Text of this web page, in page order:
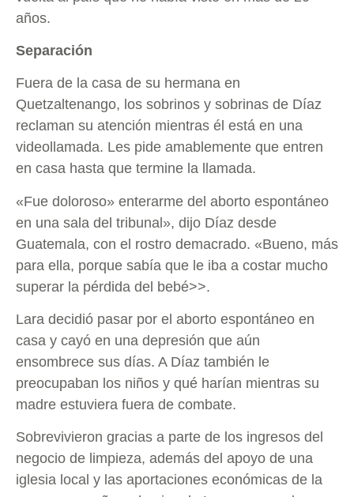
años.
Separación
Fuera de la casa de su hermana en
Quetzaltenango, los sobrinos y sobrinas de Díaz
reclaman su atención mientras él está en una
videollamada. Les pide amablemente que entren
en casa hasta que termine la llamada.
«Fue doloroso» enterarme del aborto espontáneo
en una sala del tribunal», dijo Díaz desde
Guatemala, con el rostro demacrado. «Bueno, más
para ella, porque sabía que le iba a costar mucho
superar la pérdida del bebé>>.
Lara decidió pasar por el aborto espontáneo en
casa y cayó en una depresión que aún
ensombrece sus días. A Díaz también le
preocupaban los niños y qué harían mientras su
madre estuviera fuera de combate.
Sobrevivieron gracias a parte de los ingresos del
negocio de limpieza, además del apoyo de una
iglesia local y las aportaciones económicas de la